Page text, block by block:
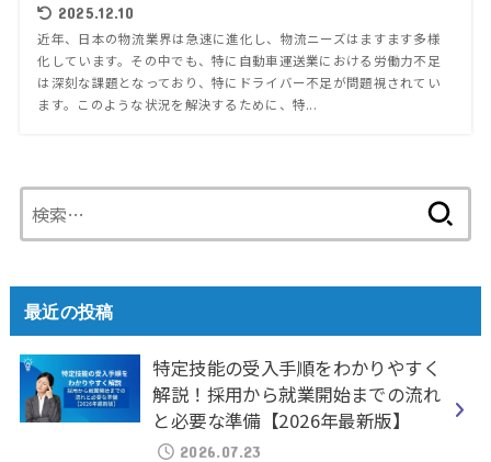
2025.12.10
近年、日本の物流業界は急速に進化し、物流ニーズはますます多様
化しています。その中でも、特に自動車運送業における労働力不足
は深刻な課題となっており、特にドライバー不足が問題視されてい
ます。このような状況を解決するために、特...
索:
最近の投稿
特定技能の受入手順をわかりやすく
解説！採用から就業開始までの流れ
と必要な準備【2026年最新版】
2026.07.23